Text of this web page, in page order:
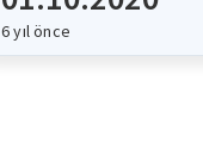
6 yıl önce